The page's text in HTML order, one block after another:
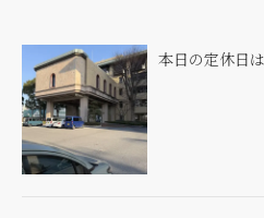
本日の定休日は